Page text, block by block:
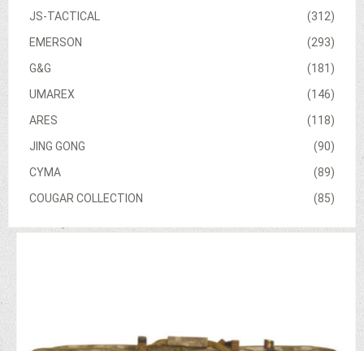
(312)
JS-TACTICAL
(293)
EMERSON
(181)
G&G
(146)
UMAREX
(118)
ARES
(90)
JING GONG
(89)
CYMA
(85)
COUGAR COLLECTION